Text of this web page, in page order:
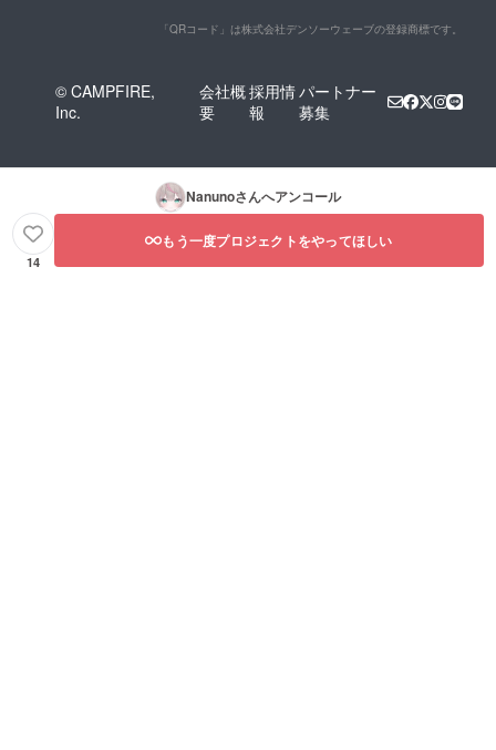
「QRコード」は株式会社デンソーウェーブの登録商標です。
© CAMPFIRE,
Inc.
会社概
要
採用情
報
パートナー
募集
Nanunoさんへアンコール
14
もう一度プロジェクトをやってほしい